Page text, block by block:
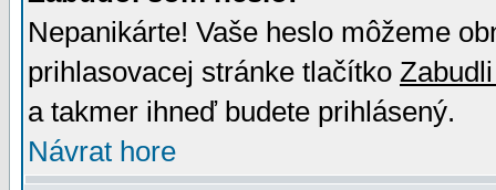
Nepanikárte! Vaše heslo môžeme
prihlasovacej stránke tlačítko
a takmer ihneď budete prihlásený.
Návrat hore